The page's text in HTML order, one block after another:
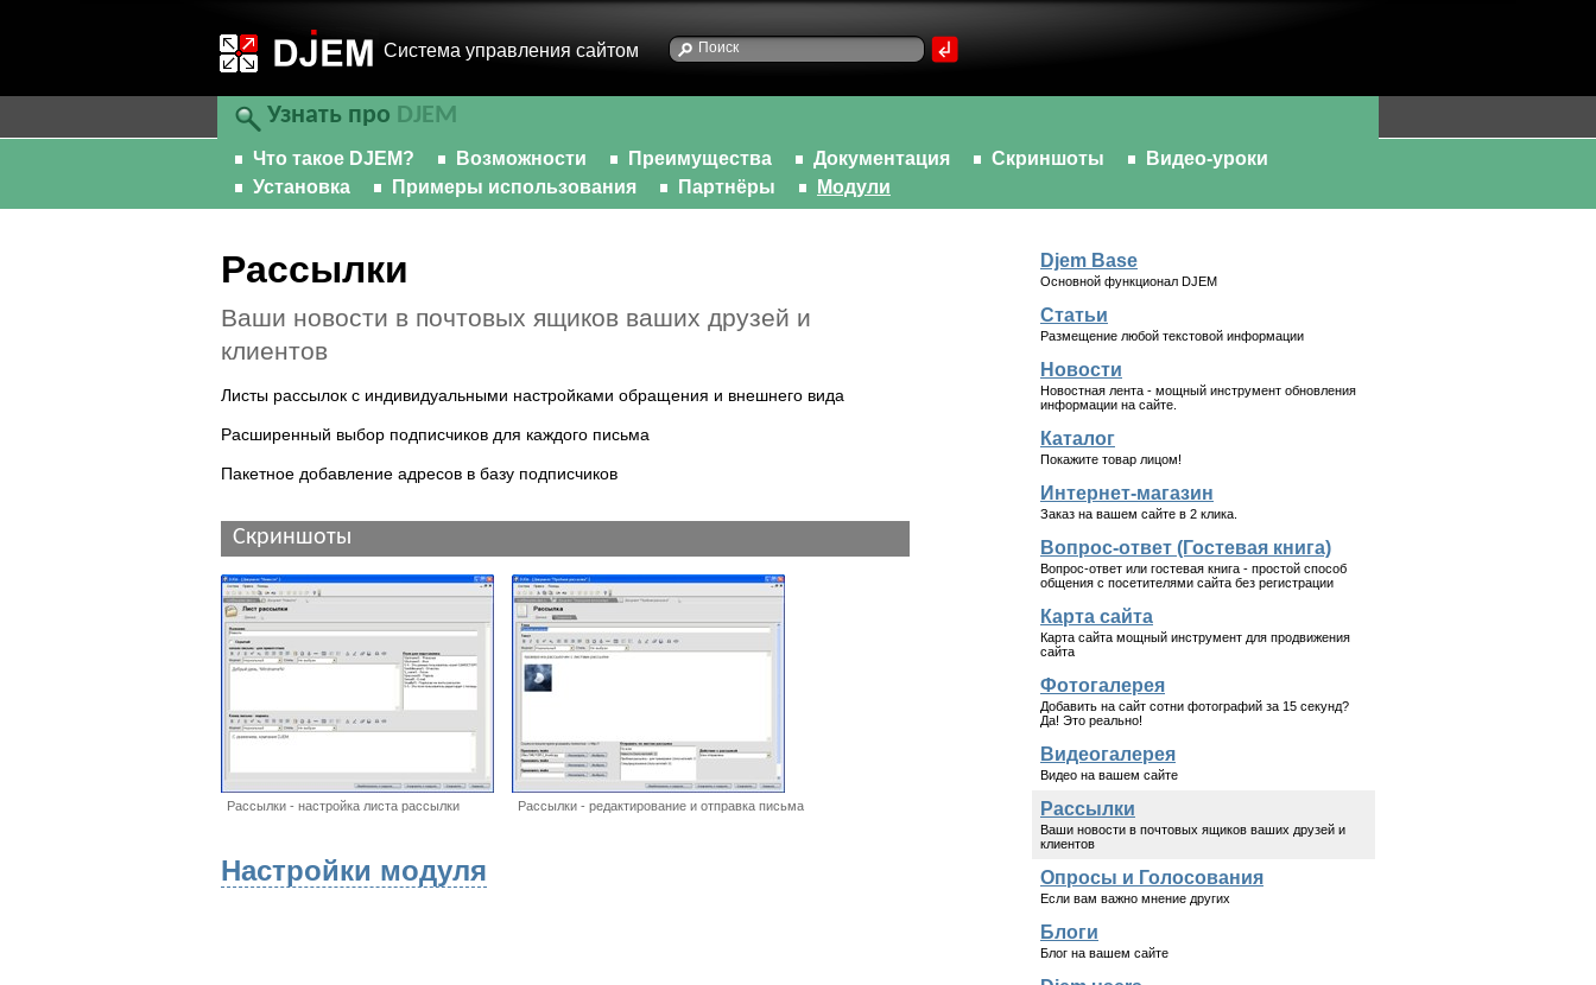
Cистема управления сайтом
Узнать про DJEM
Что такое DJEM? Возможности Преимущества Документация Скриншоты
Видео-уроки
Установка
Примеры использования Партнёры Модули
Рассылки
Ваши новости в почтовых ящиков ваших друзей и
клиентов
Листы рассылок с индивидуальными настройками обращения и внешнего вида
Расширенный выбор подписчиков для каждого письма
Пакетное добавление адресов в базу подписчиков
Скриншоты
Рассылки - настройка листа рассылки Рассылки - редактирование и отправка письма
Настройки модуля
Djem Base
Основной функционал DJEM
Статьи
Размещение любой текстовой информации
Новости
Новостная лента - мощный инструмент обновления
информации на сайте.
Каталог
Покажите товар лицом!
Интернет-магазин
Заказ на вашем сайте в 2 клика.
Вопрос-ответ (Гостевая книга)
Вопрос-ответ или гостевая книга - простой способ
общения с посетителями сайта без регистрации
Карта сайта
Карта сайта мощный инструмент для продвижения
сайта
Фотогалерея
Добавить на сайт сотни фотографий за 15 секунд?
Да! Это реально!
Видеогалерея
Видео на вашем сайте
Рассылки
Ваши новости в почтовых ящиков ваших друзей и
клиентов
Опросы и Голосования
Если вам важно мнение других
Блоги
Блог на вашем сайте